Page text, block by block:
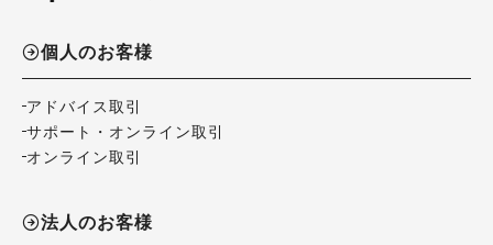
個人のお客様
アドバイス取引
サポート・オンライン取引
オンライン取引
法人のお客様